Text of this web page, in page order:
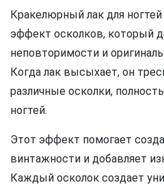
Кракелюрный лак для
эффект осколков, который
неповторимости и
Когда лак высыхает, он
различные осколки,
ногтей.
Этот эффект помогает
винтажности и добавляет
Каждый осколок создает